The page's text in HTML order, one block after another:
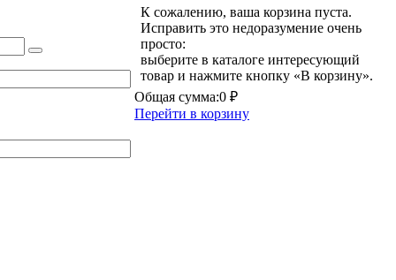
К сожалению, ваша корзина пуста.
Исправить это недоразумение очень
просто:
выберите в каталоге интересующий
товар и нажмите кнопку «В корзину».
Общая сумма:0 ₽
Перейти в корзину